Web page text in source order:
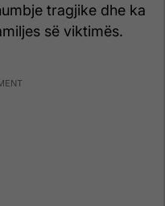
tragjike dhe ka
së viktimës.